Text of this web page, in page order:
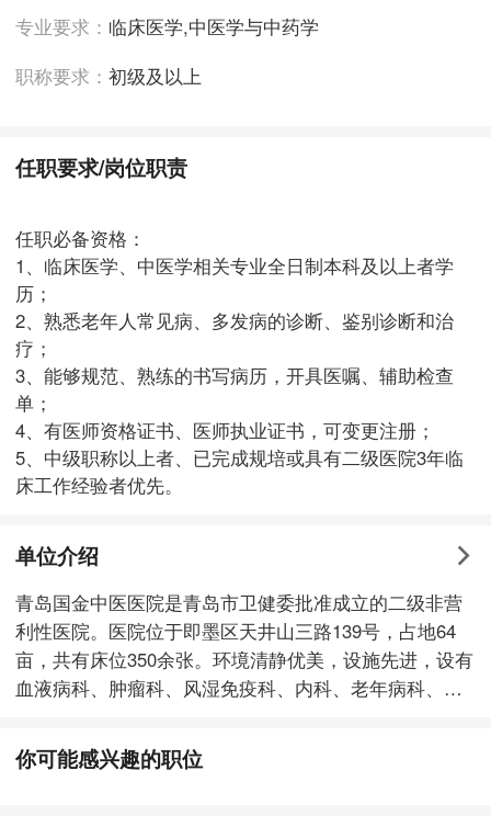
专业要求： 临床医学,中医学与中药学
职称要求：初级及以上
任职要求/岗位职责
任职必备资格：
1、临床医学、中医学相关专业全日制本科及以上者学
历；
2、熟悉老年人常见病、多发病的诊断、鉴别诊断和治
疗；
3、能够规范、熟练的书写病历，开具医嘱、辅助检查
单；
4、有医师资格证书、医师执业证书，可变更注册；
5、中级职称以上者、已完成规培或具有二级医院3年临
床工作经验者优先。
单位介绍
青岛国金中医医院是青岛市卫健委批准成立的二级非营
利性医院。医院位于即墨区天井山三路139号，占地64
亩，共有床位350余张。环境清静优美，设施先进，设有
血液病科、肿瘤科、风湿免疫科、内科、老年病科、康
服务范围，将医疗专护、失智、院护、养老作为医院的
又一发展方向，逐渐形成了以中医、中西医结合为主，
你可能感兴趣的职位